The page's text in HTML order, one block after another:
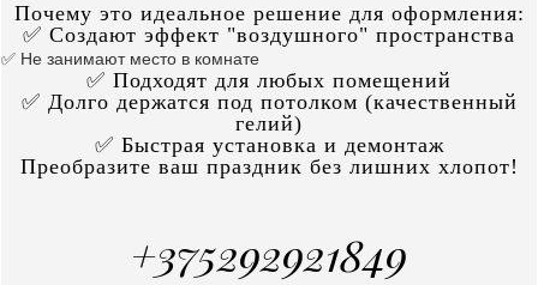
Почему это идеальное решение для оформления:
✅ Создают эффект "воздушного" пространства
✅ Не занимают место в комнате
✅ Подходят для любых помещений
✅ Долго держатся под потолком (качественный
гелий)
✅ Быстрая установка и демонтаж
Преобразите ваш праздник без лишних хлопот!
+375292921849